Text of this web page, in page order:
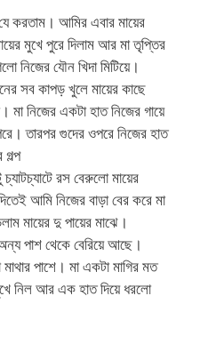
করতাম। আমির এবার মায়ের
মুখে পুরে দিলাম আর মা তৃপ্তির
নিজের যৌন খিদা মিটিয়ে।
সব কাপড় খুলে মায়ের কাছে
মা নিজের একটা হাত নিজের গায়ে
তারপর গুদের ওপরে নিজের হাত
রস বেরুলো মায়ের
আমি নিজের বাড়া বের করে মা
মায়ের দু পায়ের মাঝে।
অন্য পাশ থেকে বেরিয়ে আছে।
পাশে। মা একটা মাগির মত
নিল আর এক হাত দিয়ে ধরলো